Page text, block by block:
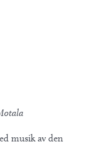
musik av den